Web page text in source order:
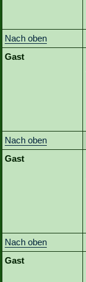
Nach oben
Gast
Nach oben
Gast
Nach oben
Gast